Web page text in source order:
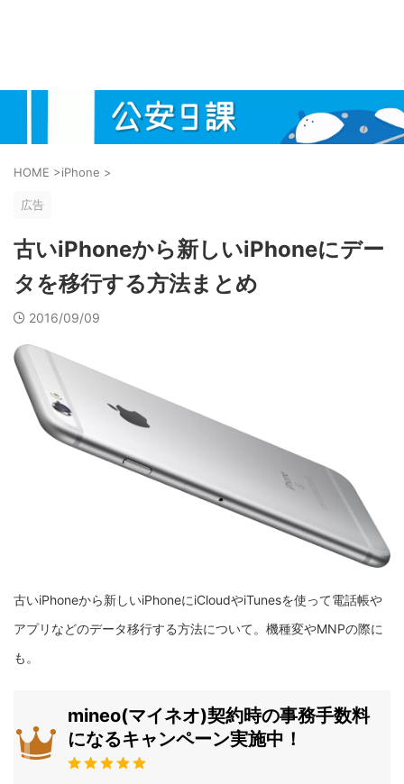
HOME >iPhone >
広告
古いiPhoneから新しいiPhoneにデー
タを移行する方法まとめ
2016/09/09
古いiPhoneから新しいiPhoneにiCloudやiTunesを使って電話帳や
アプリなどのデータ移行する方法について。機種変やMNPの際に
も。
mineo(マイネオ)契約時の事務手数料
になるキャンペーン実施中！